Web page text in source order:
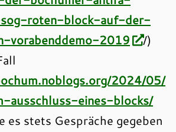
roten-block-auf-der-
vorabenddemo-2019
/)
2024/05/
ausschluss-eines-blocks/
es stets Gespräche gegeben